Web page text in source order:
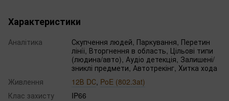
Характеристики
Аналітика
Скупчення людей, Паркування, Перетин
лінії, Вторгнення в область, Цільові типи
(людина/авто), Аудіо детекція, Залишені/
зниклі предмети, Автотрекінг, Хитка хода
Живлення
12В DС, PoE (802.3at)
Клас захисту
IP66